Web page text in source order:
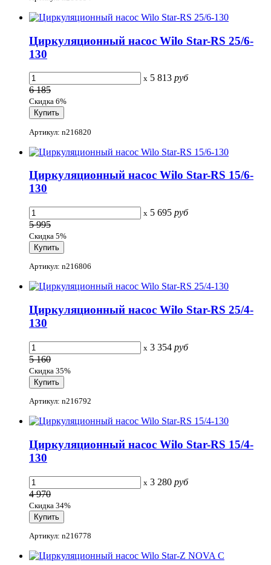
Циркуляционный насос Wilo Star-RS 25/6-
130
x 5 813 руб
6 185
Скидка 6%
Артикул: n216820
Циркуляционный насос Wilo Star-RS 15/6-
130
x 5 695 руб
5 995
Скидка 5%
Артикул: n216806
Циркуляционный насос Wilo Star-RS 25/4-
130
x 3 354 руб
5 160
Скидка 35%
Артикул: n216792
Циркуляционный насос Wilo Star-RS 15/4-
130
x 3 280 руб
4 970
Скидка 34%
Артикул: n216778